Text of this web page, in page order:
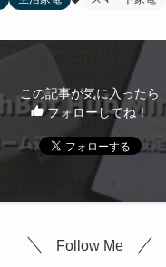
この記事が気に入ったら
フォローしてね！
Follow Me